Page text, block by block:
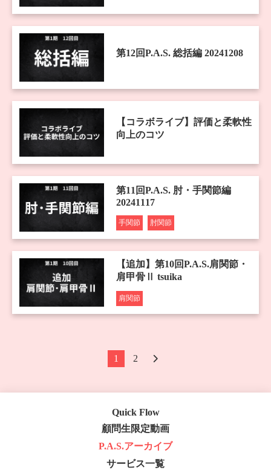
第12回P.A.S. 総括編 20241208
【コラボライブ】評価と柔軟性
向上のコツ
第11回P.A.S. 肘・手関節編
20241117
手関節 肘関節
【追加】第10回P.A.S.肩関節・
肩甲骨Ⅱ tsuika
肩関節
1 2
Quick Flow
顧問生限定動画
P.A.S.アーカイブ
サービス一覧